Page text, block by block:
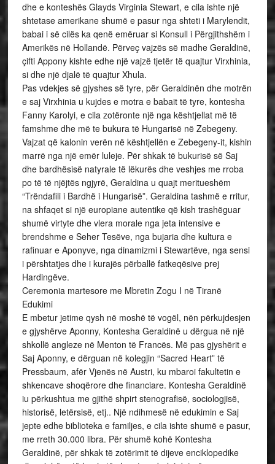
dhe e konteshës Glayds Virginia Stewart, e cila ishte një
shtetase amerikane shumë e pasur nga shteti i Marylendit,
babai i së cilës ka qenë emëruar si Konsull i Përgjithshëm i
Amerikës në Hollandë. Përveç vajzës së madhe Geraldinë,
çifti Appony kishte edhe një vajzë tjetër të quajtur Virxhinia,
si dhe një djalë të quajtur Xhula.
Pas vdekjes së gjyshes së tyre, për Geraldinën dhe motrën
e saj Virxhinia u kujdes e motra e babait të tyre, kontesha
Fanny Karolyi, e cila zotëronte një nga kështjellat më të
famshme dhe më te bukura të Hungarisë në Zebegeny.
Vajzat që kalonin verën në kështjellën e Zebegeny-it, kishin
marrë nga një emër luleje. Për shkak të bukurisë së Saj
dhe bardhësisë natyrale të lëkurës dhe veshjes me rroba
po të të njëjtës ngjyrë, Geraldina u quajt meritueshëm
“Trëndafili i Bardhë i Hungarisë”. Geraldina tashmë e rritur,
na shfaqet si një europiane autentike që kish trashëguar
shumë virtyte dhe vlera morale nga jeta intensive e
brendshme e Seher Tesëve, nga bujaria dhe kultura e
rafinuar e Aponyve, nga dinamizmi i Stewartëve, nga sensi
i përshtatjes dhe i kurajës përballë fatkeqësive prej
Hardingëve.
Ceremonia martesore me Mbretin Zogu I në Tiranë
Edukimi
E mbetur jetime qysh në moshë të vogël, nën përkujdesjen
e gjyshërve Aponny, Kontesha Geraldinë u dërgua në një
shkollë angleze në Menton të Francës. Më pas gjyshërit e
Saj Aponny, e dërguan në kolegjin “Sacred Heart” të
Pressbaum, afër Vjenës në Austri, ku mbaroi fakultetin e
shkencave shoqërore dhe financiare. Kontesha Geraldinë
iu përkushtua me gjithë shpirt stenografisë, sociologjisë,
historisë, letërsisë, etj.. Një ndihmesë në edukimin e Saj
jepte edhe biblioteka e familjes, e cila ishte shumë e pasur,
me rreth 30.000 libra. Për shumë kohë Kontesha
Geraldinë, për shkak të zotërimit të dijeve enciklopedike